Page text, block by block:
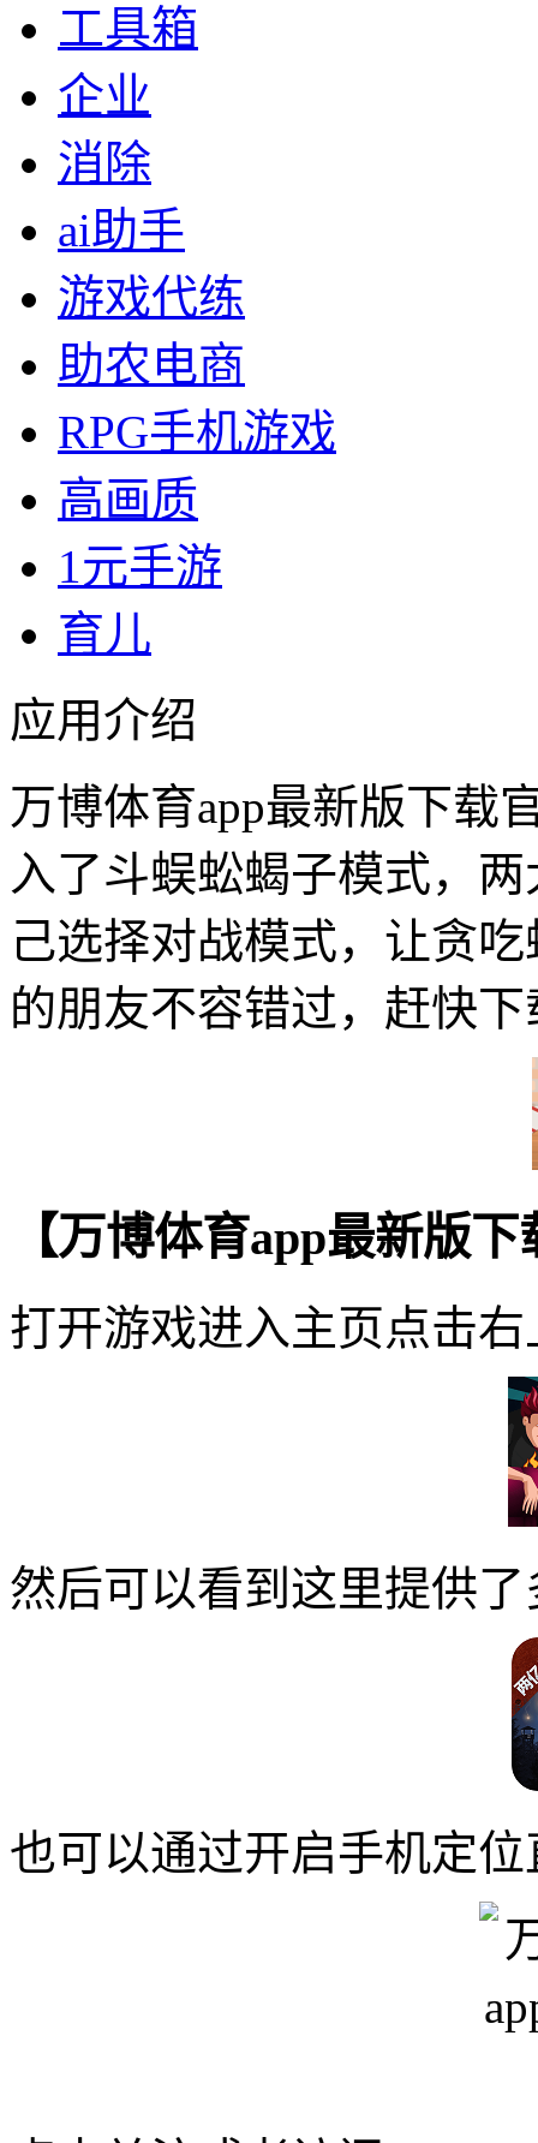
工具箱
企业
消除
ai助手
游戏代练
助农电商
RPG手机游戏
高画质
1元手游
育儿
应用介绍
万博体育app最新版下载
入了斗蜈蚣蝎子模式，
己选择对战模式，让贪
的朋友不容错过，赶快
【万博体育app最新版
打开游戏进入主页点击
然后可以看到这里提供
也可以通过开启手机定